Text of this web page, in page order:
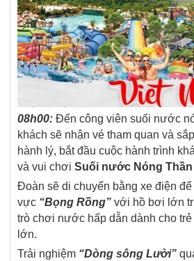
08h00: Đến công viên suối nước
khách sẽ nhận vé tham quan và
hành lý, bắt đầu cuộc hành trình
và vui chơiSuối nước Nóng Thần
Đoàn sẽ di chuyển bằng xe điện
vực “Bọng Rồng” với hồ bơi lớn
trò chơi nước hấp dẫn dành cho
lớn.
Trải nghiệm “Dòng sông Lười”